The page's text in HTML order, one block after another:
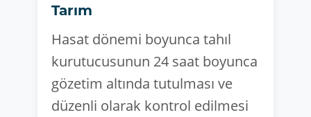
Tarım
Hasat dönemi boyunca tahıl
kurutucusunun 24 saat boyunca
gözetim altında tutulması ve
düzenli olarak kontrol edilmesi